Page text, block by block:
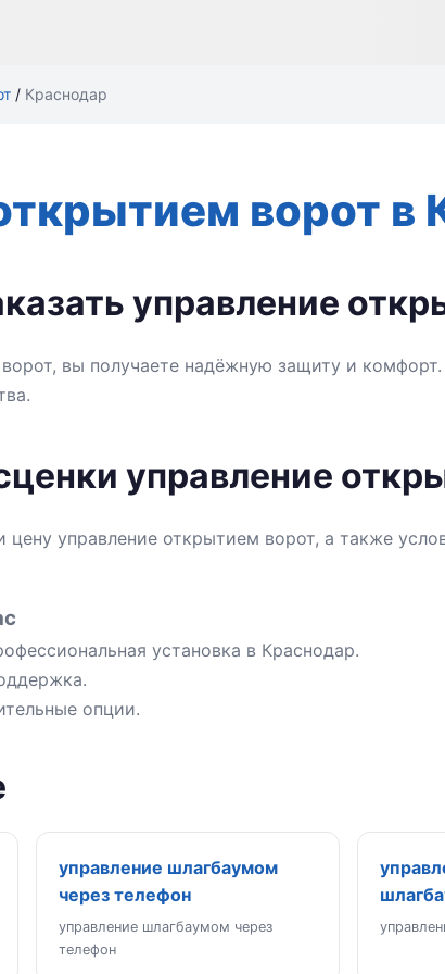
/ Краснодар
ворот в
управление
вы получаете надёжную защиту и
управление
цену управление открытием ворот, а также
установка в Краснодар.
опции.
управление шлагбаумом
через телефон
управление шлагбаумом через
телефон